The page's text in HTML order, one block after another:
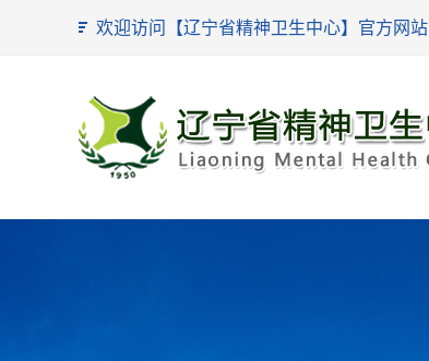
欢迎访问【辽宁省精神卫生中心】官方网站